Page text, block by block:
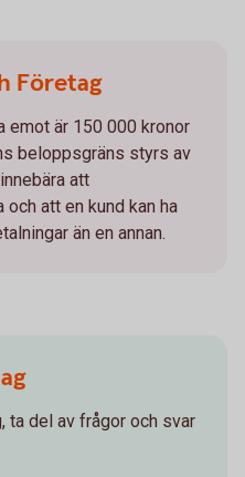
Företag
emot är 150 000 kronor
beloppsgräns styrs av
att
att en kund kan ha
än en annan.
ta del av frågor och svar